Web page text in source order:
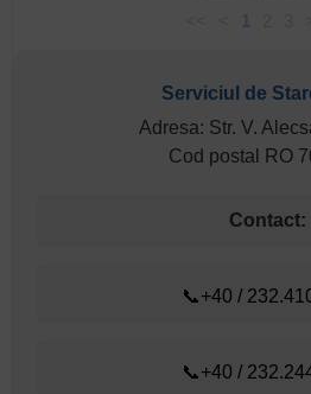
1
Serviciul de
Adresa: Str. V.
Cod postal RO
Contact:
📞+40 /
📞+40 /